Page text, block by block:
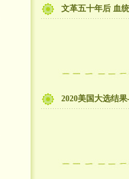
文革五十年后 血
2020美国大选结